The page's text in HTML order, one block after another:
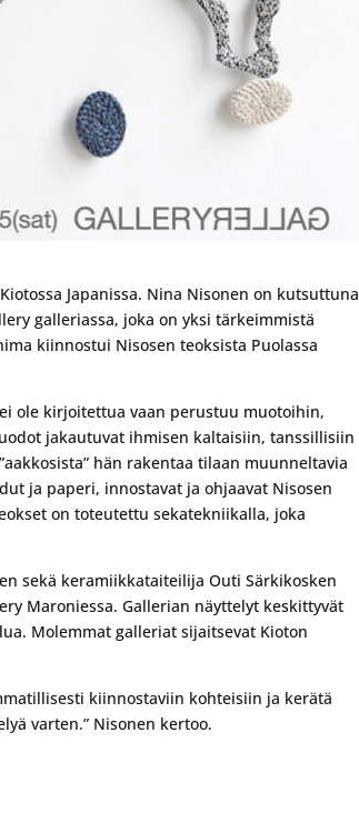
Japanissa. Nina Nisonen on kutsuttuna
galleriassa, joka on yksi tärkeimmistä
kiinnostui Nisosen teoksista Puolassa
ole kirjoitettua vaan perustuu muotoihin,
jakautuvat ihmisen kaltaisiin, tanssillisiin
hän rakentaa tilaan muunneltavia
ja paperi, innostavat ja ohjaavat Nisosen
on toteutettu sekatekniikalla, joka
sekä keramiikkataiteilija Outi Särkikosken
Maroniessa. Gallerian näyttelyt keskittyvät
Molemmat galleriat sijaitsevat Kioton
kiinnostaviin kohteisiin ja kerätä
varten.” Nisonen kertoo.